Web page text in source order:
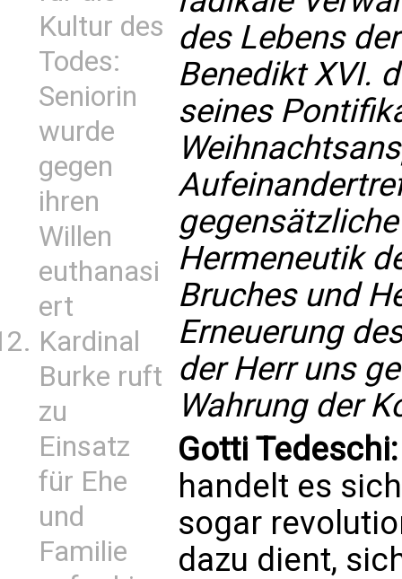
Kultur des
Todes:
Seniorin
wurde
gegen
ihren
Willen
euthanasi
ert
Kardinal
Burke ruft
zu
Einsatz
für Ehe
und
Familie
des Lebens
Benedikt XVI.
seines
Hermeneutik
Bruches und
Erneuerung
der Herr uns
Wahrung der
Gotti
handelt es
sogar
dazu dient,